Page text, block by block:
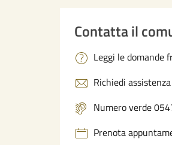
Contatta il
Leggi le domande
Richiedi assistenza
Numero verde
Prenota